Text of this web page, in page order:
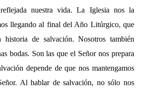
nuestra vida. La Iglesia nos la
llegando al final del Año Litúrgico, que
historia de salvación. Nosotros también
bodas. Son las que el Señor nos prepara
depende de que nos mantengamos
Al hablar de salvación, no sólo nos